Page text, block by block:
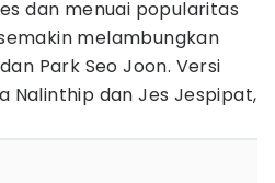
dan menuai popularitas
melambungkan
Park Seo Joon. Versi
Nalinthip dan Jes Jespipat,